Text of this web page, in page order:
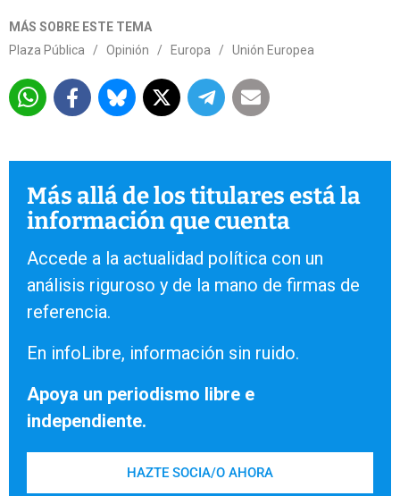
MÁS SOBRE ESTE TEMA
Plaza Pública
/ Opinión / Europa / Unión Europea
Más allá de los titulares está la
información que cuenta
Accede a la actualidad política con un
análisis riguroso y de la mano de firmas de
referencia.
En infoLibre, información sin ruido.
Apoya un periodismo libre e
independiente.
HAZTE SOCIA/O AHORA